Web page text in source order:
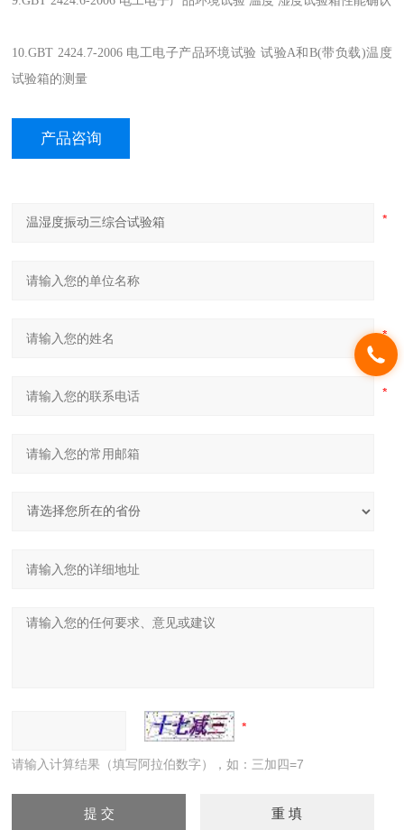
10.GBT 2424.7-2006 电工电子产品环境试验 试验A和B(带负载)温度
试验箱的测量
产品咨询
请输入计算结果（填写阿拉伯数字），如：三加四=7